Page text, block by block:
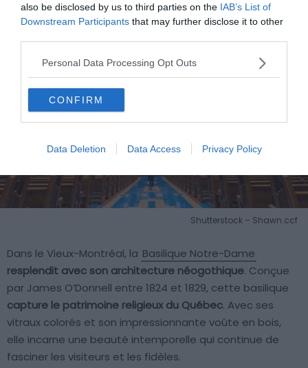
also be disclosed by us to third parties on the IAB’s List of
Downstream Participants that may further disclose it to other
Personal Data Processing Opt Outs
CONFIRM
Data Deletion Data Access Privacy Policy
Shutterstock – Shawn.ccf
Dans le Vieux-Montréal, la Basilique Notre-Dame
resplendit avec son architecture néogothique. Conçue
par James O’Donnell entre 1824 et 1829, cette basilique
capture le patrimoine religieux du Québec. Avec ses
vitraux colorés et son impressionnante voûte en bois,
elle incarne une beauté intemporelle qui continue de
fasciner les visiteurs et les fidèles.